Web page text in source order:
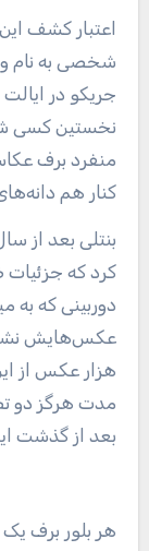
اعتبار کشف این واقعیت عجیب و جذاب را باید متعلق به
شخصی به نام
نخستین کسی
منفرد برف
کنار هم
بنتلی بعد از
کرد که جزئیات
دوربینی که
هزار عکس از
مدت هرگز دو
بعد از گذشت
هر بلور برف